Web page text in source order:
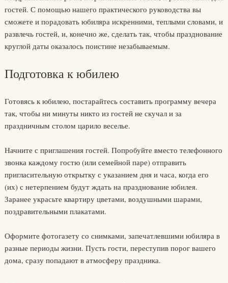
гостей. С помощью нашего практического руководства вы
сможете и порадовать юбиляра искренними, теплыми словами, и
развлечь гостей, и, конечно же, сделать так, чтобы празднование
круглой даты оказалось поистине незабываемым.
Подготовка к юбилею
Готовясь к юбилею, постарайтесь составить программу вечера
так, чтобы ни минуты никто из гостей не скучал и за
праздничным столом царило веселье.
Начните с приглашения гостей. Попробуйте вместо телефонного
звонка каждому гостю (или семейной паре) отправить
пригласительную открытку с указанием дня и часа, когда его
(их) с нетерпением будут ждать на празднование юбилея.
Заранее украсьте квартиру цветами, воздушными шарами,
поздравительными плакатами.
Оформите фотогазету со снимками, запечатлевшими юбиляра в
разные периоды жизни. Пусть гости, переступив порог вашего
дома, сразу попадают в атмосферу праздника.